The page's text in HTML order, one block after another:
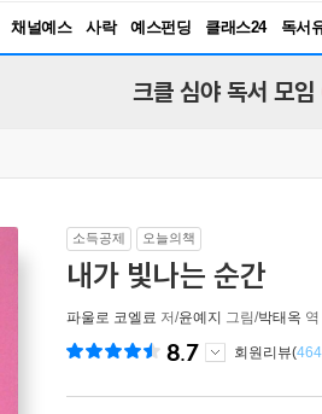
채널예스 사락 예스펀딩 클래스24
독서
RBTI
크클 심야 독서 모임
소득공제 오늘의책
내가 빛나는 순간
파울로 코엘료 저/윤예지 그림/박태옥 역
8.7 회원리뷰(464